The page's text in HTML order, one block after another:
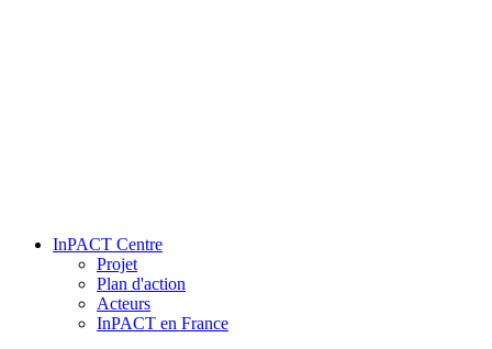
InPACT Centre
Projet
Plan d'action
Acteurs
InPACT en France